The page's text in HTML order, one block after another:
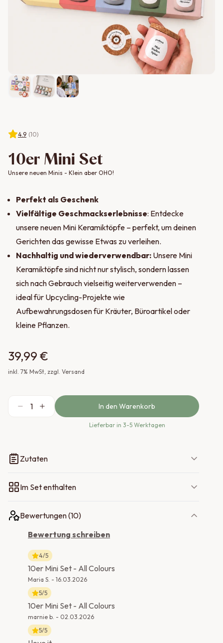
4.9 (10)
10er Mini Set
Unsere neuen Minis - Klein aber OHO!
Perfekt als Geschenk
Vielfältige Geschmackserlebnisse: Entdecke
unsere neuen Mini Keramiktöpfe – perfekt, um deinen
Gerichten das gewisse Etwas zu verleihen.
Nachhaltig und wiederverwendbar: Unsere Mini
Keramiktöpfe sind nicht nur stylisch, sondern lassen
sich nach Gebrauch vielseitig weiterverwenden –
ideal für Upcycling-Projekte wie
Aufbewahrungsdosen für Kräuter, Büroartikel oder
kleine Pflanzen.
39,99 €
inkl. 7% MwSt, zzgl. Versand
1 In den Warenkorb
Lieferbar in 3-5 Werktagen
Zutaten
Im Set enthalten
Bewertungen (10)
Bewertung schreiben
4/5
10er Mini Set - All Colours
Maria S. - 16.03.2026
5/5
10er Mini Set - All Colours
marnie b. - 02.03.2026
5/5